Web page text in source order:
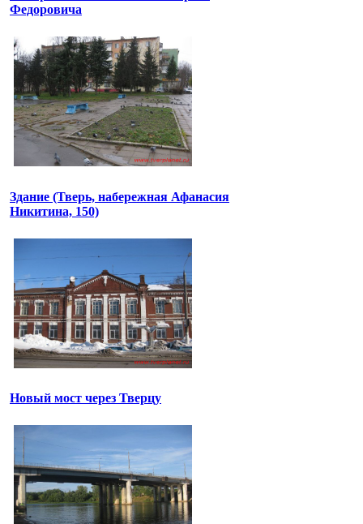
Федоровича
Здание (Тверь, набережная Афанасия
Никитина, 150)
Новый мост через Тверцу